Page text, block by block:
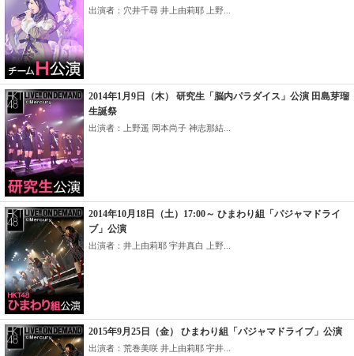
出演者：穴井千尋 井上由莉耶 上野...
2014年1月9日（木） 研究生「脳内パラダイス」公演 田島芽瑠
生誕祭
出演者：上野遥 岡本尚子 神志那結...
2014年10月18日（土）17:00～ ひまわり組「パジャマドライ
ブ」公演
出演者：井上由莉耶 宇井真白 上野...
2015年9月25日（金） ひまわり組「パジャマドライブ」公演
出演者：荒巻美咲 井上由莉耶 宇井...